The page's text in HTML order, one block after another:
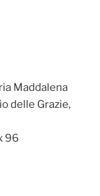
Maddalena
delle Grazie,
96